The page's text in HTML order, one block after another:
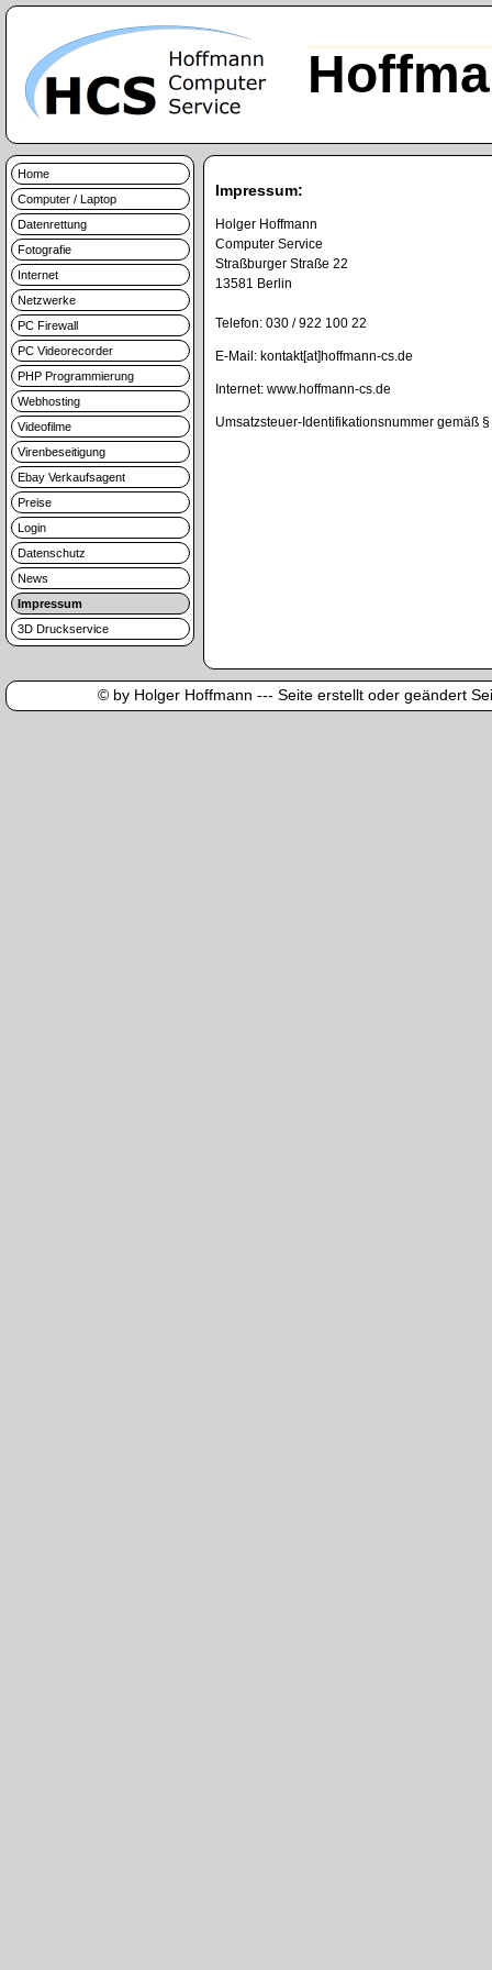
Home
Computer / Laptop
Datenrettung
Fotografie
Internet
Netzwerke
PC Firewall
PC Videorecorder
PHP Programmierung
Webhosting
Videofilme
Virenbeseitigung
Ebay Verkaufsagent
Preise
Login
Datenschutz
News
Impressum
3D Druckservice
Impressum:
Holger Hoffmann
Computer Service
Straßburger Straße 22
13581 Berlin
Telefon: 030 / 922 100 22
E-Mail: kontakt[at]hoffmann-cs.de
Internet: www.hoffmann-cs.de
Umsatzsteuer-Identifikationsnummer gemäß
© by Holger Hoffmann --- Seite erstellt oder geändert